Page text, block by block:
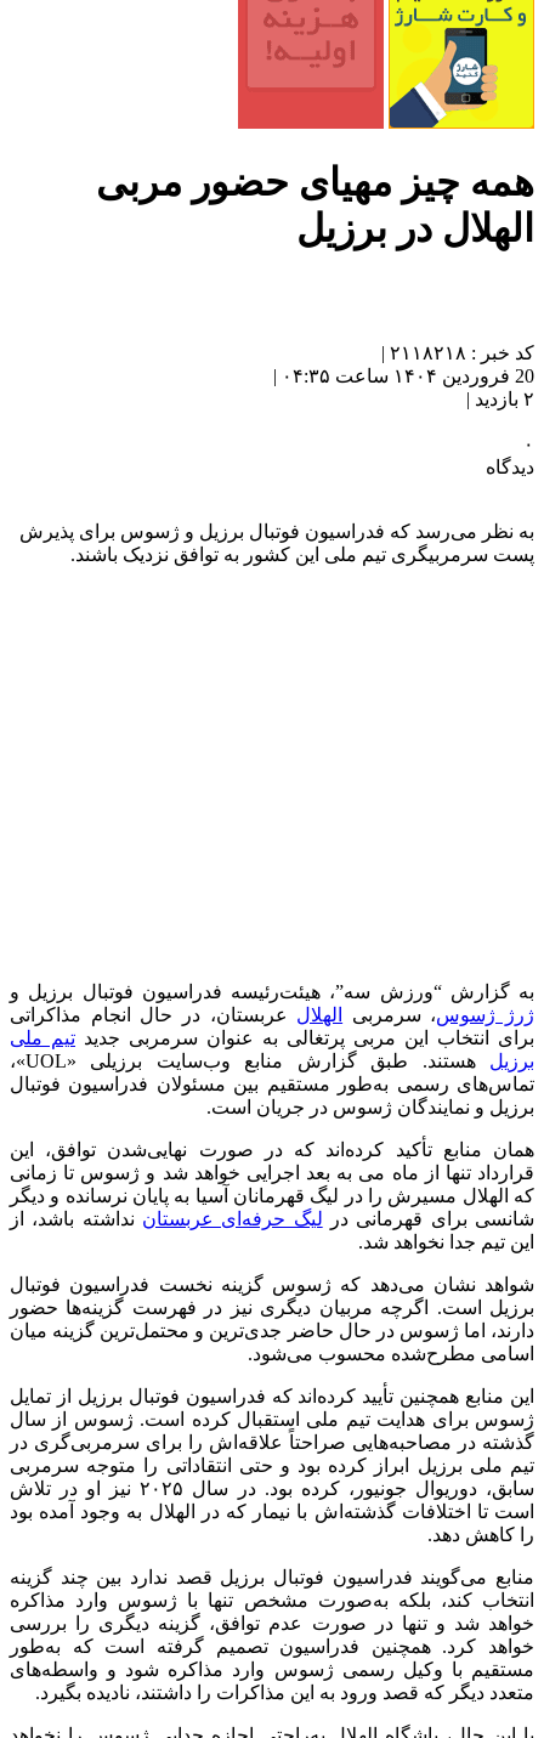
همه چیز مهیای حضور مربی
الهلال در برزیل
کد خبر : ۲۱۱۸۲۱۸ |
20 فروردین ۱۴۰۴ ساعت ۰۴:۳۵ |
۲ بازدید |
۰
دیدگاه
به نظر می‌رسد که فدراسیون فوتبال برزیل و ژسوس برای پذیرش
پست سرمربیگری تیم ملی این کشور به توافق نزدیک باشند.
به گزارش “ورزش سه”، هیئت‌رئیسه فدراسیون فوتبال برزیل و
ژرژ ژسوس، سرمربی الهلال عربستان، در حال انجام مذاکراتی
برای انتخاب این مربی پرتغالی به عنوان سرمربی جدید تیم ملی
برزیل
هستند. طبق گزارش منابع وب‌سایت برزیلی «UOL»،
تماس‌های رسمی به‌طور مستقیم بین مسئولان فدراسیون فوتبال
برزیل و نمایندگان ژسوس در جریان است.
همان منابع تأکید کرده‌اند که در صورت نهایی‌شدن توافق، این
قرارداد تنها از ماه می به بعد اجرایی خواهد شد و ژسوس تا زمانی
که الهلال مسیرش را در لیگ قهرمانان آسیا به پایان نرسانده و دیگر
شانسی برای قهرمانی در لیگ حرفه‌ای عربستان نداشته باشد، از
این تیم جدا نخواهد شد.
شواهد نشان می‌دهد که ژسوس گزینه نخست فدراسیون فوتبال
برزیل است. اگرچه مربیان دیگری نیز در فهرست گزینه‌ها حضور
دارند، اما ژسوس در حال حاضر جدی‌ترین و محتمل‌ترین گزینه میان
اسامی مطرح‌شده محسوب می‌شود.
این منابع همچنین تأیید کرده‌اند که فدراسیون فوتبال برزیل از تمایل
ژسوس برای هدایت تیم ملی استقبال کرده است. ژسوس از سال
گذشته در مصاحبه‌هایی صراحتاً علاقه‌اش را برای سرمربی‌گری در
تیم ملی برزیل ابراز کرده بود و حتی انتقاداتی را متوجه سرمربی
سابق، دوریوال جونیور، کرده بود. در سال ۲۰۲۵ نیز او در تلاش
است تا اختلافات گذشته‌اش با نیمار که در الهلال به وجود آمده بود
را کاهش دهد.
منابع می‌گویند فدراسیون فوتبال برزیل قصد ندارد بین چند گزینه
انتخاب کند، بلکه به‌صورت مشخص تنها با ژسوس وارد مذاکره
خواهد شد و تنها در صورت عدم توافق، گزینه دیگری را بررسی
خواهد کرد. همچنین فدراسیون تصمیم گرفته است که به‌طور
مستقیم با وکیل رسمی ژسوس وارد مذاکره شود و واسطه‌های
متعدد دیگر که قصد ورود به این مذاکرات را داشتند، نادیده بگیرد.